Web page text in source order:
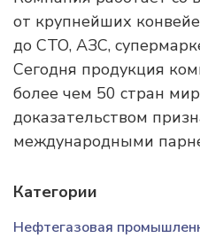
от крупнейших
до СТО, АЗС,
Сегодня продукция
более чем 50 стран
доказательством
международными
Категории
Нефтегазовая